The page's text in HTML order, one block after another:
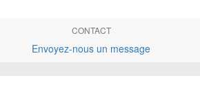
CONTACT
Envoyez-nous un message